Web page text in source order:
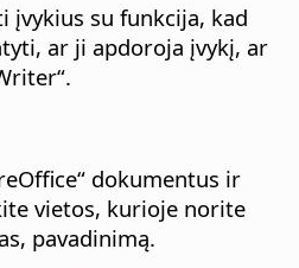
įvykius su funkcija, kad
ar ji apdoroja įvykį, ar
dokumentus ir
vietos, kurioje norite
pavadinimą.